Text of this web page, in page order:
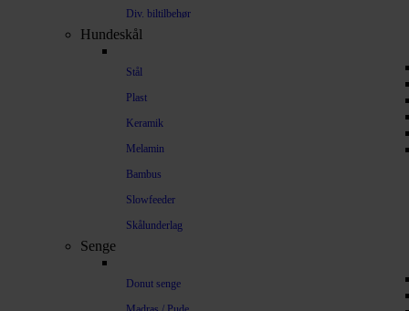
Div. biltilbehør
Hundeskål
Stål
Plast
Keramik
Melamin
Bambus
Slowfeeder
Skålunderlag
Senge
Donut senge